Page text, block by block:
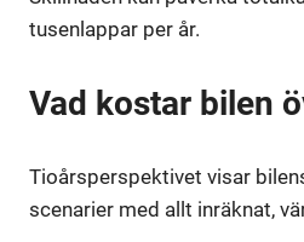
tusenlappar per år.
Vad kostar bilen
Tioårsperspektivet visar
scenarier med allt inräknat,